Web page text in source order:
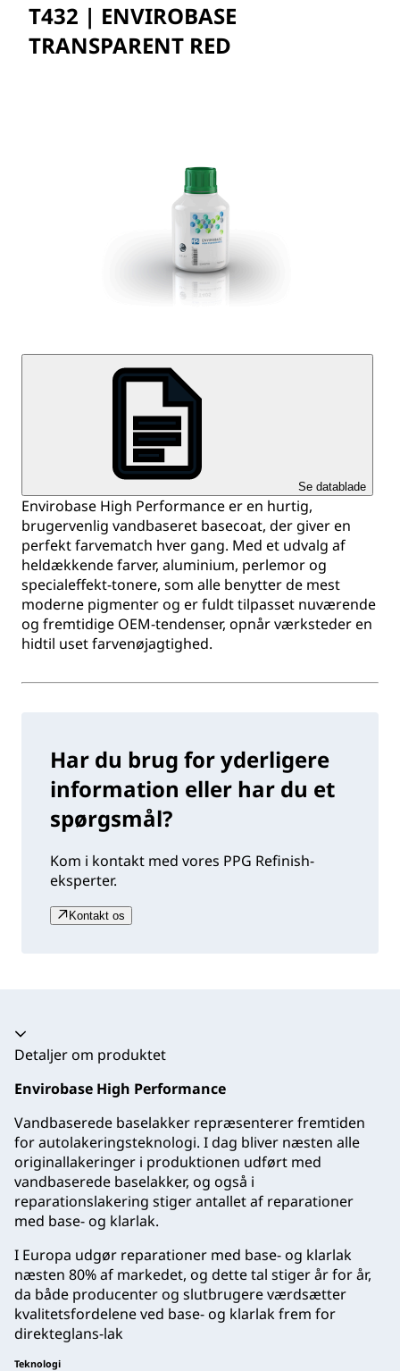
T432 | ENVIROBASE
TRANSPARENT RED
Se datablade
Envirobase High Performance er en hurtig,
brugervenlig vandbaseret basecoat, der giver en
perfekt farvematch hver gang. Med et udvalg af
heldækkende farver, aluminium, perlemor og
specialeffekt-tonere, som alle benytter de mest
moderne pigmenter og er fuldt tilpasset nuværende
og fremtidige OEM-tendenser, opnår værksteder en
hidtil uset farvenøjagtighed.
Har du brug for yderligere
information eller har du et
spørgsmål?
Kom i kontakt med vores PPG Refinish-
eksperter.
Kontakt os
Harmonika kollapset
Detaljer om produktet
Envirobase High Performance
Vandbaserede baselakker repræsenterer fremtiden
for autolakeringsteknologi. I dag bliver næsten alle
originallakeringer i produktionen udført med
vandbaserede baselakker, og også i
reparationslakering stiger antallet af reparationer
med base- og klarlak.
I Europa udgør reparationer med base- og klarlak
næsten 80% af markedet, og dette tal stiger år for år,
da både producenter og slutbrugere værdsætter
kvalitetsfordelene ved base- og klarlak frem for
direkteglans-lak
Teknologi